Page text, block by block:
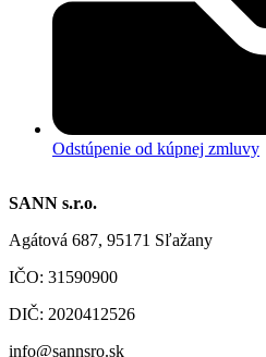
Odstúpenie od kúpnej zmluvy
SANN s.r.o.
Agátová 687, 95171 Sľažany
IČO: 31590900
DIČ: 2020412526
info@sannsro.sk